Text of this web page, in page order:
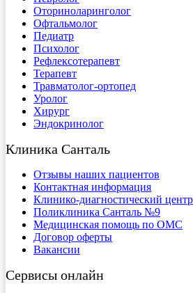
Оториноларинголог
Офтальмолог
Педиатр
Психолог
Рефлексотерапевт
Терапевт
Травматолог-ортопед
Уролог
Хирург
Эндокринолог
Клиника Санталь
Отзывы наших пациентов
Контактная информация
Клинико-диагностический
Поликлиника Санталь №9
Медицинская помощь по ОМС
Договор оферты
Вакансии
Сервисы онлайн